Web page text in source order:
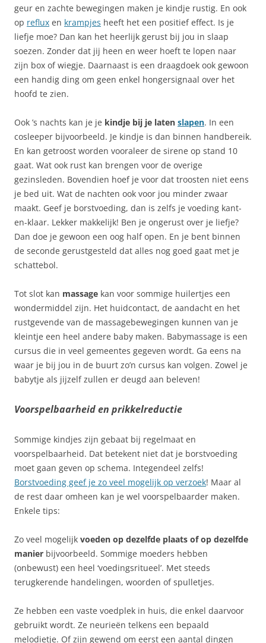
geur en zachte bewegingen maken je kindje rustig. En ook
op reflux en krampjes heeft het een positief effect. Is je
liefje moe? Dan kan het heerlijk gerust bij jou in slaap
soezen. Zonder dat jij heen en weer hoeft te lopen naar
zijn box of wiegje. Daarnaast is een draagdoek ook gewoon
een handig ding om geen enkel hongersignaal over het
hoofd te zien.
Ook ’s nachts kan je je kindje bij je laten slapen. In een
cosleeper bijvoorbeeld. Je kindje is dan binnen handbereik.
En kan getroost worden vooraleer de sirene op stand 10
gaat. Wat ook rust kan brengen voor de overige
gezinsleden. Bovendien hoef je voor dat troosten niet eens
je bed uit. Wat de nachten ook voor jou minder zwaar
maakt. Geef je borstvoeding, dan is zelfs je voeding kant-
en-klaar. Lekker makkelijk! Ben je ongerust over je liefje?
Dan doe je gewoon een oog half open. En je bent binnen
de seconde gerustgesteld dat alles nog goed gaat met je
schattebol.
Tot slot kan massage kan voor sommige huilertjes een
wondermiddel zijn. Het huidcontact, de aandacht en het
rustgevende van de massagebewegingen kunnen van je
kleintje een heel andere baby maken. Babymassage is een
cursus die in veel gemeentes gegeven wordt. Ga eens na
waar je bij jou in de buurt zo’n cursus kan volgen. Zowel je
babytje als jijzelf zullen er deugd aan beleven!
Voorspelbaarheid en prikkelreductie
Sommige kindjes zijn gebaat bij regelmaat en
voorspelbaarheid. Dat betekent niet dat je borstvoeding
moet gaan geven op schema. Integendeel zelfs!
Borstvoeding geef je zo veel mogelijk op verzoek! Maar al
de rest daar omheen kan je wel voorspelbaarder maken.
Enkele tips:
Zo veel mogelijk voeden op dezelfde plaats of op dezelfde
manier bijvoorbeeld. Sommige moeders hebben
(onbewust) een heel ‘voedingsritueel’. Met steeds
terugkerende handelingen, woorden of spulletjes.
Ze hebben een vaste voedplek in huis, die enkel daarvoor
gebruikt wordt. Ze neurieën telkens een bepaald
melodietje. Of zijn gewend om eerst een aantal dingen